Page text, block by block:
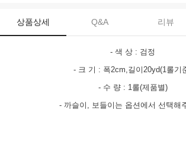
상품상세 Q&A 리뷰
- 색 상 : 검정
- 크 기 : 폭2cm,길이20yd(1롤기
- 수 량 : 1롤(제품별)
- 까슬이, 보들이는 옵션에서 선택해